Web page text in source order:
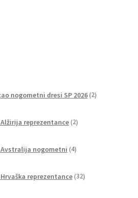
nogometni dresi SP 2026 2izdelka
reprezentance 2izdelka
Avstralija nogometni 4izdelki
reprezentance 32izdelkov